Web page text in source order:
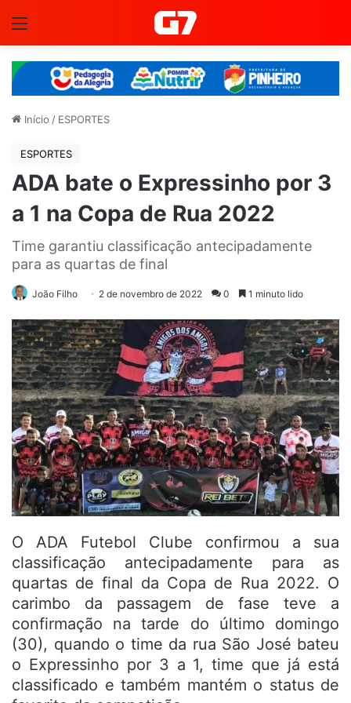
Início / ESPORTES
ESPORTES
ADA bate o Expressinho por 3
a 1 na Copa de Rua 2022
Time garantiu classificação antecipadamente
para as quartas de final
João Filho 2 de novembro de 2022 0 1 minuto lido
O ADA Futebol Clube confirmou a sua
classificação antecipadamente para as
quartas de final da Copa de Rua 2022. O
carimbo da passagem de fase teve a
confirmação na tarde do último domingo
(30), quando o time da rua São José bateu
o Expressinho por 3 a 1, time que já está
classificado e também mantém o status de